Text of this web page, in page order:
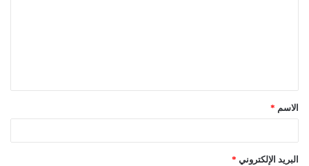
ق
*الاسم *
البريد الإلكتروني *